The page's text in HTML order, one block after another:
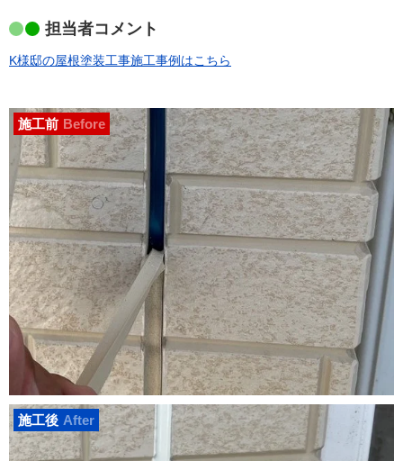
担当者コメント
K様邸の屋根塗装工事施工事例はこちら
施工前 Before
施工後 After